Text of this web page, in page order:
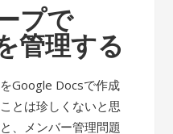
プで
管理する
Google Docsで作成
とは珍しくないと思
、メンバー管理問題